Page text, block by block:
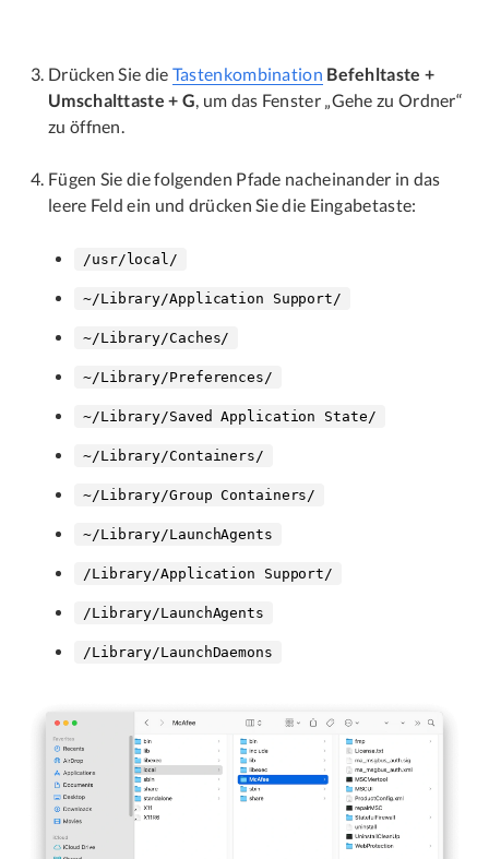
Drücken Sie die Tastenkombination Befehltaste +
Umschalttaste + G, um das Fenster „Gehe zu Ordner“
zu öffnen.
Fügen Sie die folgenden Pfade nacheinander in das
leere Feld ein und drücken Sie die Eingabetaste:
/usr/local/
~/Library/Application Support/
~/Library/Caches/
~/Library/Preferences/
~/Library/Saved Application State/
~/Library/Containers/
~/Library/Group Containers/
~/Library/LaunchAgents
/Library/Application Support/
/Library/LaunchAgents
/Library/LaunchDaemons